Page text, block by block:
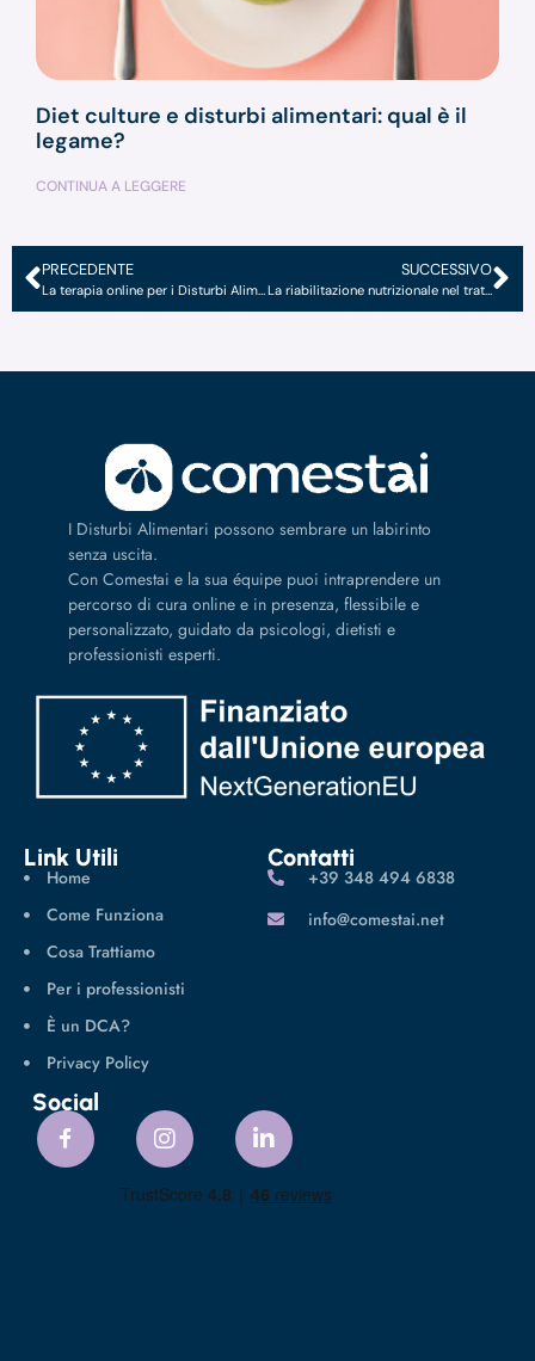
Diet culture e disturbi alimentari: qual è il
legame?
CONTINUA A LEGGERE
PRECEDENTE
La terapia online per i Disturbi Alimentari
SUCCESSIVO
La riabilitazione nutrizionale nel trattamento dei DCA
I Disturbi Alimentari possono sembrare un labirinto
senza uscita.
Con Comestai e la sua équipe puoi intraprendere un
percorso di cura online e in presenza, flessibile e
personalizzato, guidato da psicologi, dietisti e
professionisti esperti.
Link Utili
Home
Come Funziona
Cosa Trattiamo
Per i professionisti
È un DCA?
Privacy Policy
Contatti
‪+39 348 494 6838
info@comestai.net
Social